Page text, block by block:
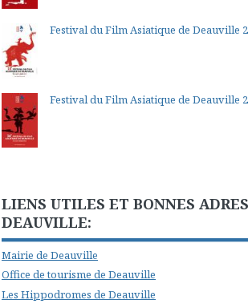
Festival du Film Asiatique de Deauville
Festival du Film Asiatique de Deauville
LIENS UTILES ET BONNES
DEAUVILLE:
Mairie de Deauville
Office de tourisme de Deauville
Les Hippodromes de Deauville